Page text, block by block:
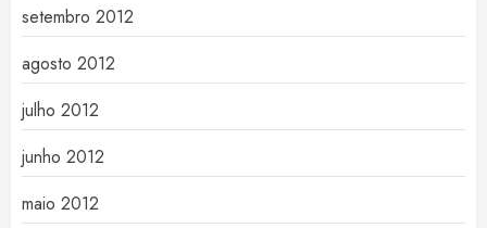
setembro 2012
agosto 2012
julho 2012
junho 2012
maio 2012